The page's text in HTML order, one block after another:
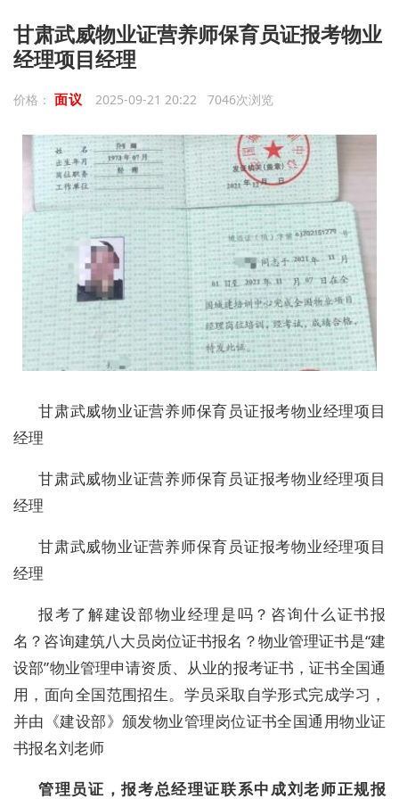
甘肃武威物业证营养师保育员证报考物业
经理项目经理
价格： 面议 2025-09-21 20:22 7046次浏览
甘肃武威物业证营养师保育员证报考物业经理项目
经理
甘肃武威物业证营养师保育员证报考物业经理项目
经理
甘肃武威物业证营养师保育员证报考物业经理项目
经理
报考了解建设部物业经理是吗？咨询什么证书报
名？咨询建筑八大员岗位证书报名？物业管理证书是“建
设部”物业管理申请资质、从业的报考证书，证书全国通
用，面向全国范围招生。学员采取自学形式完成学习，
并由《建设部》颁发物业管理岗位证书全国通用物业证
书报名刘老师
管理员证，报考总经理证联系中成刘老师正规报